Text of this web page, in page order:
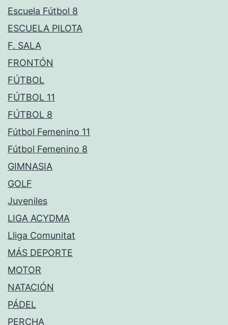
Escuela Fútbol 8
ESCUELA PILOTA
F. SALA
FRONTÓN
FÚTBOL
FÚTBOL 11
FÚTBOL 8
Fútbol Femenino 11
Fútbol Femenino 8
GIMNASIA
GOLF
Juveniles
LIGA ACYDMA
Lliga Comunitat
MÁS DEPORTE
MOTOR
NATACIÓN
PÁDEL
PERCHA